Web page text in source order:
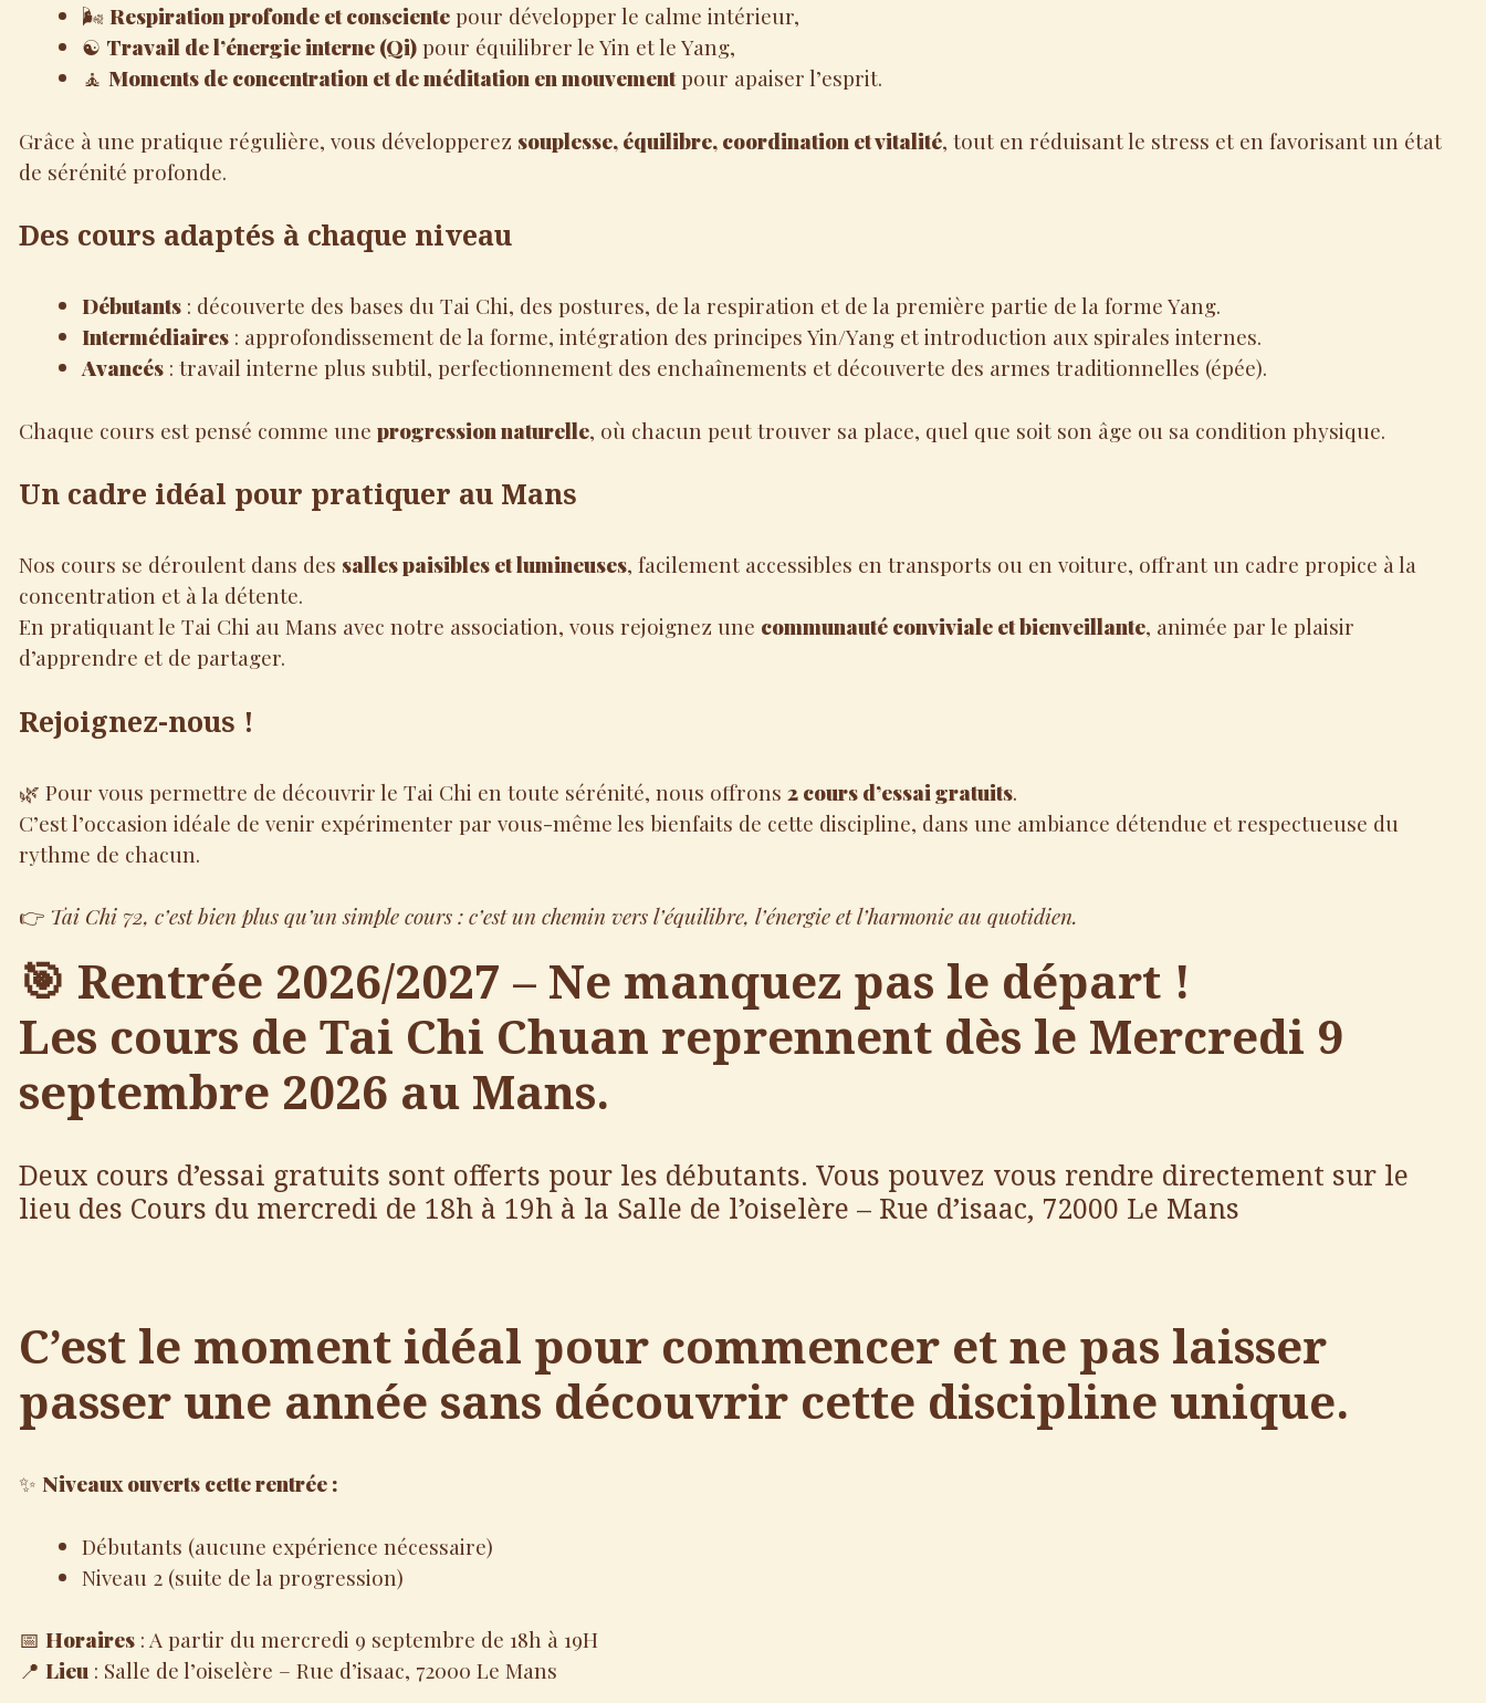
🌬️Respiration profonde et conscientepour développer le calme intérieur,
☯️ Travail de l’énergie interne (Qi)pour équilibrer le Yin et le Yang,
🧘 Moments de concentration et de méditation en mouvementpour apaiser l’esprit.
Grâce à une pratique régulière, vous développerez souplesse, équilibre, coordination et vitalité, tout en réduisant le stress et en favorisant un état
de sérénité profonde.
Des cours adaptés à chaque niveau
Débutants : découverte des bases du Tai Chi, des postures, de la respiration et de la première partie de la forme Yang.
Intermédiaires : approfondissement de la forme, intégration des principes Yin/Yang et introduction aux spirales internes.
Avancés : travail interne plus subtil, perfectionnement des enchaînements et découverte des armes traditionnelles (épée).
Chaque cours est pensé comme une progression naturelle, où chacun peut trouver sa place, quel que soit son âge ou sa condition physique.
Un cadre idéal pour pratiquer au Mans
Nos cours se déroulent dans des salles paisibles et lumineuses, facilement accessibles en transports ou en voiture, offrant un cadre propice à la
concentration et à la détente.
En pratiquant le Tai Chi au Mans avec notre association, vous rejoignez une communauté conviviale et bienveillante, animée par le plaisir
d’apprendre et de partager.
Rejoignez-nous !
🌿 Pour vous permettre de découvrir le Tai Chi en toute sérénité, nous offrons 2 cours d’essai gratuits.
C’est l’occasion idéale de venir expérimenter par vous-même les bienfaits de cette discipline, dans une ambiance détendue et respectueuse du
rythme de chacun.
👉 Tai Chi 72, c’est bien plus qu’un simple cours : c’est un chemin vers l’équilibre, l’énergie et l’harmonie au quotidien.
🎯 Rentrée 2026/2027 – Ne manquez pas le départ !
Les cours de Tai Chi Chuan reprennent dès le Mercredi 9
septembre 2026 au Mans.
Deux cours d’essai gratuits sont offerts pour les débutants. Vous pouvez vous rendre directement sur le
lieu des Cours du mercredi de 18h à 19h à la Salle de l’oiselère – Rue d’isaac, 72000 Le Mans
C’est le moment idéal pour commencer et ne pas laisser
passer une année sans découvrir cette discipline unique.
✨ Niveaux ouverts cette rentrée :
Débutants (aucune expérience nécessaire)
Niveau 2 (suite de la progression)
📅 Horaires : A partir du mercredi 9 septembre de 18h à 19H
📍 Lieu : Salle de l’oiselère – Rue d’isaac, 72000 Le Mans